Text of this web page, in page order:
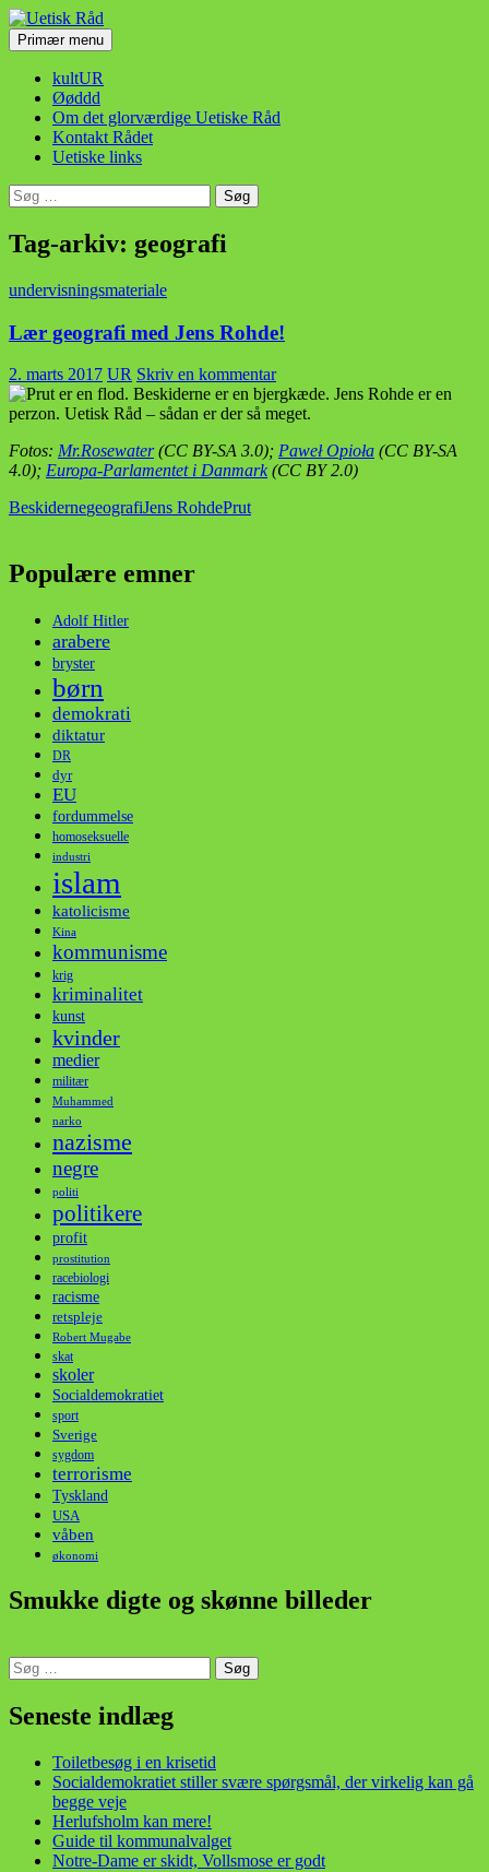
Hop
til
indhold
Uetisk Råd
SøgPrimær menu
kultUR
Øøddd
Om det glorværdige Uetiske Råd
Kontakt Rådet
Uetiske links
Søg
efter:
Tag-arkiv: geografi
undervisningsmateriale
Lær geografi med Jens Rohde!
2. marts 2017 UR Skriv en kommentar
Fotos: Mr.Rosewater(CC BY-SA 3.0); Paweł Opioła (CC BY-SA
4.0); Europa-Parlamentet i Danmark(CC BY 2.0)
BeskidernegeografiJens RohdePrut
Populære emner
Adolf Hitler
arabere
bryster
børn
demokrati
diktatur
DR
dyr
EU
fordummelse
homoseksuelle
industri
islam
katolicisme
Kina
kommunisme
krig
kriminalitet
kunst
kvinder
medier
militær
Muhammed
narko
nazisme
negre
politi
politikere
profit
prostitution
racebiologi
racisme
retspleje
Robert Mugabe
skat
skoler
Socialdemokratiet
sport
Sverige
sygdom
terrorisme
Tyskland
USA
våben
økonomi
Smukke digte og skønne billeder
Søg
efter:
Seneste indlæg
Toiletbesøg i en krisetid
Socialdemokratiet stiller svære spørgsmål, der virkelig kan gå
begge veje
Herlufsholm kan mere!
Guide til kommunalvalget
Notre-Dame er skidt, Vollsmose er godt